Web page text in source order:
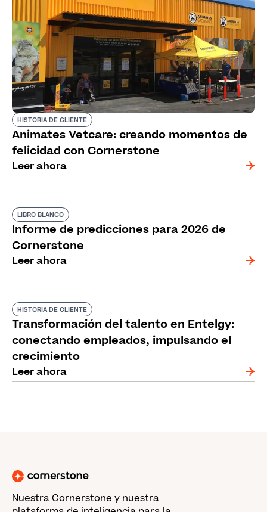
HISTORIA DE CLIENTE
Animates Vetcare: creando momentos de
felicidad con Cornerstone
Leer ahora
LIBRO BLANCO
Informe de predicciones para 2026 de
Cornerstone
Leer ahora
HISTORIA DE CLIENTE
Transformación del talento en Entelgy:
conectando empleados, impulsando el
crecimiento
Leer ahora
Nuestra Cornerstone y nuestra